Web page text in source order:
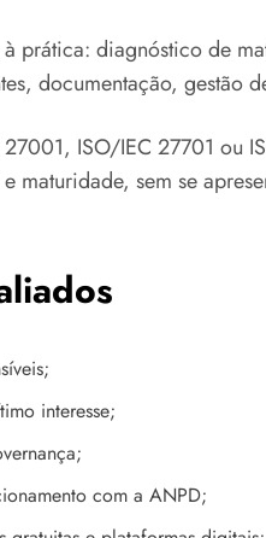
prática: diagnóstico de
documentação, gestão
ISO/IEC 27701 ou
maturidade, sem se
interesse;
com a ANPD;